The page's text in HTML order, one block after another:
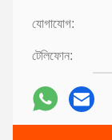
যোগাযোগ:
টেলিফোন: